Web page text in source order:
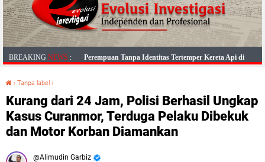
BREAKING NEWS :
Perempuan Tanpa Identitas Tertemper Kereta Api di
Polres Garut Ungkap Kasus Penganiayaan Berat yang
Mengakibatkan Korban Meninggal Dunia
Polres Garut Ungkap Kasus Pengeroyokan di Tarogong
› Tanpa label ›
Kurang dari 24 Jam, Polisi Berhasil Ungkap
Kasus Curanmor, Terduga Pelaku Dibekuk
dan Motor Korban Diamankan
Alimudin Garbiz